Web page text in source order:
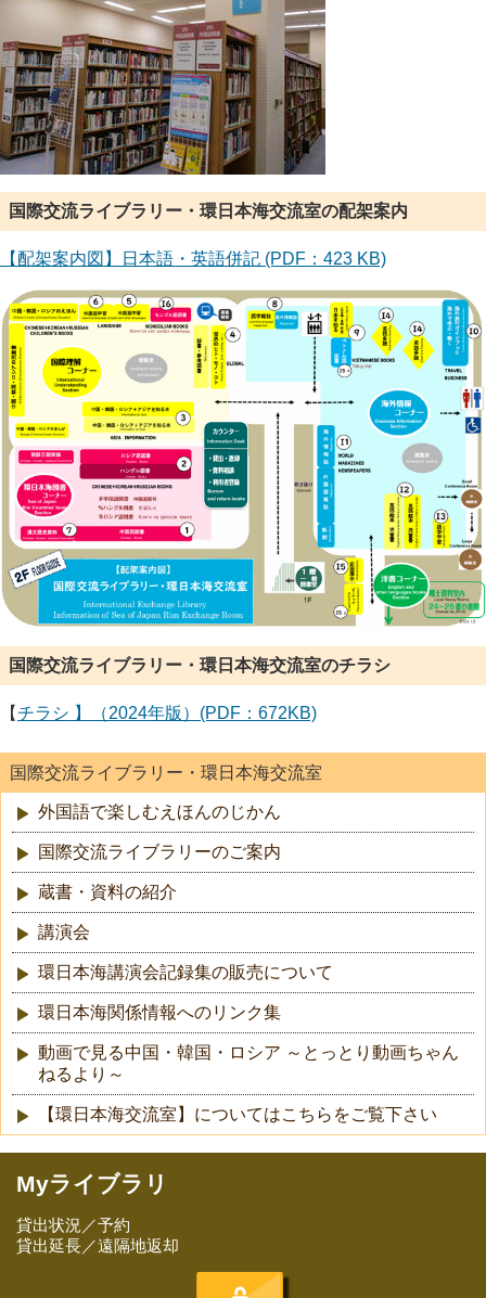
国際交流ライブラリー・環日本海交流室の配架案内
【配架案内図】日本語・英語併記 (PDF：423 KB)
国際交流ライブラリー・環日本海交流室のチラシ
【チラシ 】（2024年版）(PDF：672KB)
国際交流ライブラリー・環日本海交流室
外国語で楽しむえほんのじかん
国際交流ライブラリーのご案内
蔵書・資料の紹介
講演会
環日本海講演会記録集の販売について
環日本海関係情報へのリンク集
動画で見る中国・韓国・ロシア ～とっとり動画ちゃん
ねるより～
【環日本海交流室】についてはこちらをご覧下さい
Myライブラリ
貸出状況／予約
貸出延長／遠隔地返却